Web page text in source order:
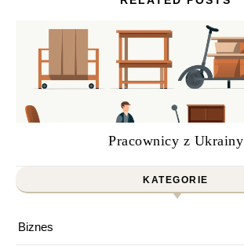
Pracownicy z Ukrainy
KATEGORIE
Biznes